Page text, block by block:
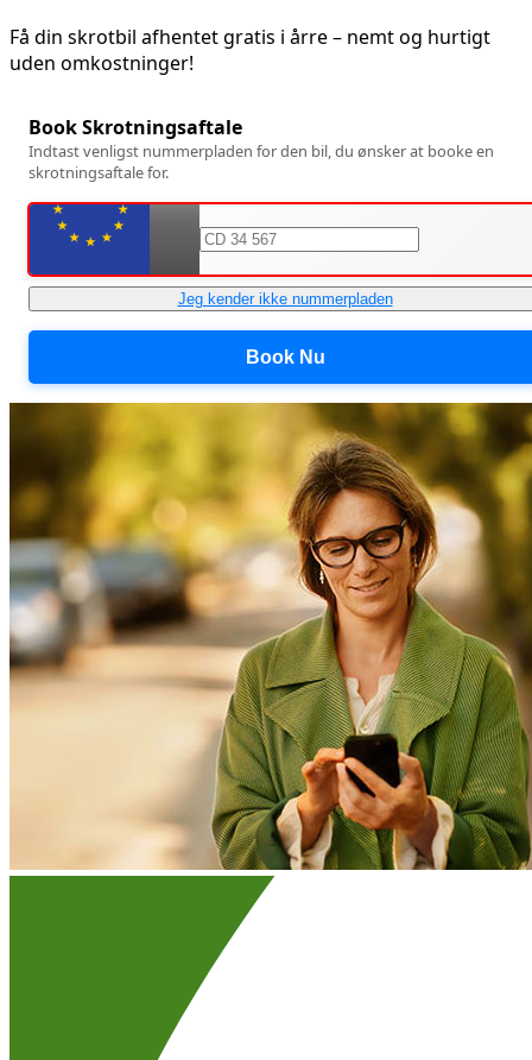
Få din skrotbil afhentet gratis i årre– nemt og hurtigt
uden omkostninger!
Book Skrotningsaftale
Indtast venligst nummerpladen for den bil, du ønsker at booke en
skrotningsaftale for.
Jeg kender ikke nummerpladen
Book Nu